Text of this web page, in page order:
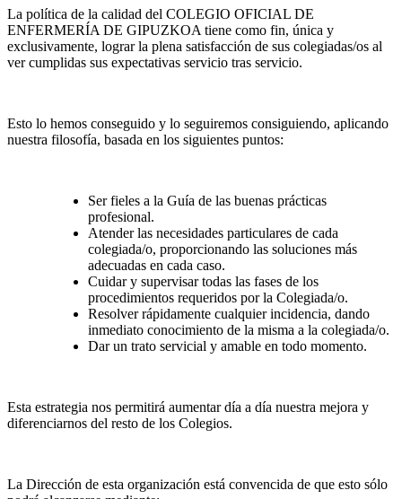
La política de la calidad del COLEGIO OFICIAL DE
ENFERMERÍA DE GIPUZKOA tiene como fin, única y
exclusivamente, lograr la plena satisfacción de sus colegiadas/os al
ver cumplidas sus expectativas servicio tras servicio.
Esto lo hemos conseguido y lo seguiremos consiguiendo, aplicando
nuestra filosofía, basada en los siguientes puntos:
Ser fieles a la Guía de las buenas prácticas
profesional.
Atender las necesidades particulares de cada
colegiada/o, proporcionando las soluciones más
adecuadas en cada caso.
Cuidar y supervisar todas las fases de los
procedimientos requeridos por la Colegiada/o.
Resolver rápidamente cualquier incidencia, dando
inmediato conocimiento de la misma a la colegiada/o.
Dar un trato servicial y amable en todo momento.
Esta estrategia nos permitirá aumentar día a día nuestra mejora y
diferenciarnos del resto de los Colegios.
La Dirección de esta organización está convencida de que esto sólo